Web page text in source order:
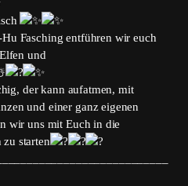
Fasching entführen wir euch
und
der kann aufatmen, mit
und einer ganz eigenen
wir uns mit Euch in die
zu starten